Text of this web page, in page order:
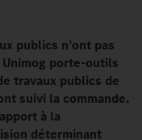
publics n’ont pas
porte-outils
travaux publics de
suivi la commande.
à la
déterminant